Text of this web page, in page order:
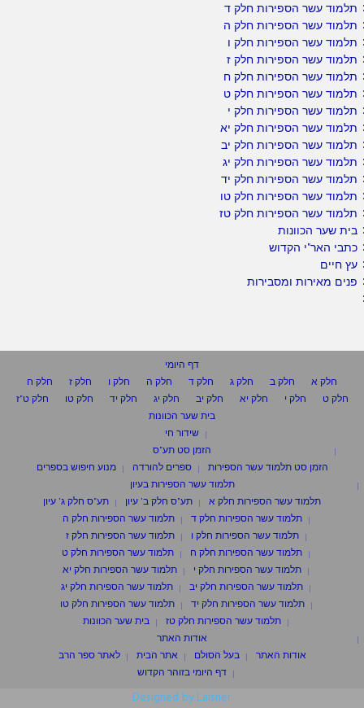
תלמוד עשר הספירות חלק ד
תלמוד עשר הספירות חלק ה
תלמוד עשר הספירות חלק ו
תלמוד עשר הספירות חלק ז
תלמוד עשר הספירות חלק ח
תלמוד עשר הספירות חלק ט
תלמוד עשר הספירות חלק י
תלמוד עשר הספירות חלק יא
תלמוד עשר הספירות חלק יב
תלמוד עשר הספירות חלק יג
תלמוד עשר הספירות חלק יד
תלמוד עשר הספירות חלק טו
תלמוד עשר הספירות חלק טז
בית שער הכוונות
כתבי האר"י הקדוש
עץ חיים
פנים מאירות ומסבירות
דף היומי
חלק א
חלק ב חלק ג חלק ד חלק ה חלק ו חלק ז
חלק ח
חלק ט
חלק י חלק יא חלק יב חלק יג חלק יד חלק טו
חלק ט"ז
בית שער הכוונות
שידור חי
הזמן סט תע"ס
הזמן סט תלמוד עשר הספירות
ספרים להורדה
מנוע חיפוש בספרים
תלמוד עשר הספירות בעיון
תלמוד עשר הספירות חלק א
תע"ס חלק ב' עיון
תע"ס חלק ג' עיון
תלמוד עשר הספירות חלק ד
תלמוד עשר הספירות חלק ה
תלמוד עשר הספירות חלק ו
תלמוד עשר הספירות חלק ז
תלמוד עשר הספירות חלק ח
תלמוד עשר הספירות חלק ט
תלמוד עשר הספירות חלק י
תלמוד עשר הספירות חלק יא
תלמוד עשר הספירות חלק יב
תלמוד עשר הספירות חלק יג
תלמוד עשר הספירות חלק יד
תלמוד עשר הספירות חלק טו
תלמוד עשר הספירות חלק טז
בית שער הכוונות
אודות האתר
אודות האתר
בעל הסולם אתר הבית
לאתר ספר הרב
דף היומי בזוהר הקדוש
Designed by Laisner